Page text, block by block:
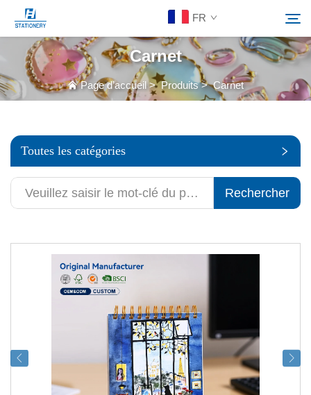
FR
Produits
Solutions personnalisées
Ressources
Contactez-Nous
Rechercher
Carnet
Page d’accueil>Produits>Carnet
Toutes les catégories
Rechercher